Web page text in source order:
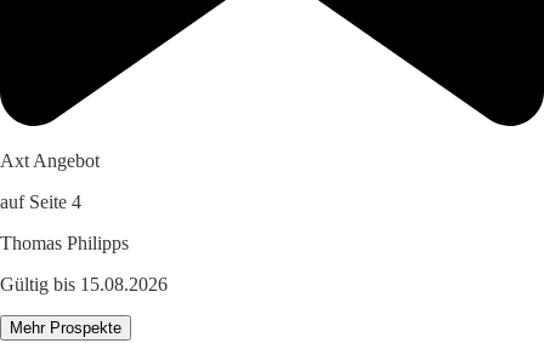
Axt Angebot
auf Seite 4
Thomas Philipps
Gültig bis 15.08.2026
Mehr Prospekte